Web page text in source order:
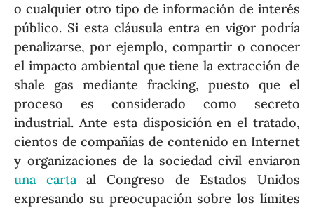
o cualquier otro tipo de información de interés
público. Si esta cláusula entra en vigor podría
penalizarse, por ejemplo, compartir o conocer
el impacto ambiental que tiene la extracción de
shale gas mediante fracking, puesto que el
proceso es considerado como secreto
industrial. Ante esta disposición en el tratado,
cientos de compañías de contenido en Internet
y organizaciones de la sociedad civil enviaron
una cartaal Congreso de Estados Unidos
expresando su preocupación sobre los límites